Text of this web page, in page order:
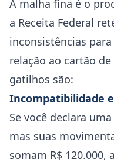
A malha fina é o
a Receita Federal
inconsistências
relação ao cartão
gatilhos são:
Incompatibilidade
Se você declara
mas suas
somam R$ 120.000,